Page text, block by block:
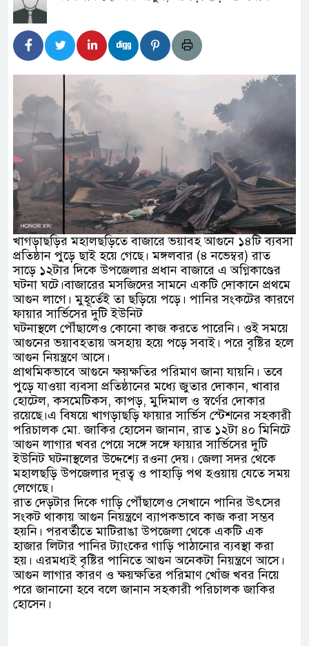
স্থিতিশীল সরকার,প্রবাসীদের বিনিয়োগের এখনই
নিচে গাঁজার ড্রাম, মাদক কারবারি আটক
বাজেট সংশোধনের দাবিতে ফরিদগঞ্জে অহিংস
উঠান বৈঠক
অবৈধ লেনদেনে জড়িয়ে পড়ছে স্থানীয় বিকাশ
নদীতে যৌথ অভিযানে ৩টি অবৈধ বাঁধা জাল জব্দ
খাগড়াছড়ির মহালছড়িতে বাজারে ভয়াবহ আগুনে ১৪টি ব্যবসা
প্রতিষ্ঠান পুড়ে ছাই হয়ে গেছে। মঙ্গলবার (৪ নভেম্বর) রাত
সাড়ে ১২টার দিকে উপজেলার প্রধান বাজারে এ অগ্নিকাণ্ডের
ঘটনা ঘটে।বাজারের মসজিদের সামনে একটি দোকানে প্রথমে
আগুন লাগে। মুহূর্তেই তা ছড়িয়ে পড়ে। পানির সংকটের কারণে
ফায়ার সার্ভিসের দুটি ইউনিট
ঘটনাস্থলে পৌঁছালেও কোনো কাজ করতে পারেনি। ওই সময়ে
আগুনের ভয়াবহতায় অসহায় হয়ে পড়ে সবাই। পরে বৃষ্টির হলে
আগুন নিয়ন্ত্রণে আসে।
প্রাথমিকভাবে আগুনে ক্ষয়ক্ষতির পরিমাণ জানা যায়নি। তবে
পুড়ে যাওয়া ব্যবসা প্রতিষ্ঠানের মধ্যে জুতার দোকান, খাবার
হোটেল, কসমেটিকস, কাপড়, মুদিমাল ও স্বর্ণের দোকার
রয়েছে।এ বিষয়ে খাগড়াছড়ি ফায়ার সার্ভিস স্টেশনের সহকারী
পরিচালক মো. জাকির হোসেন জানান, রাত ১২টা ৪০ মিনিটে
আগুন লাগার খবর পেয়ে সঙ্গে সঙ্গে ফায়ার সার্ভিসের দুটি
ইউনিট ঘটনাস্থলের উদ্দেশ্যে রওনা দেয়। জেলা সদর থেকে
মহালছড়ি উপজেলার দূরত্ব ও পাহাড়ি পথ হওয়ায় যেতে সময়
লেগেছে।
রাত দেড়টার দিকে গাড়ি পৌঁছালেও সেখানে পানির উৎসের
সংকট থাকায় আগুন নিয়ন্ত্রণে ব্যাপকভাবে কাজ করা সম্ভব
হয়নি। পরবর্তীতে মাটিরাঙা উপজেলা থেকে একটি এক
হাজার লিটার পানির ট্যাংকের গাড়ি পাঠানোর ব্যবস্থা করা
হয়। এরমধ্যই বৃষ্টির পানিতে আগুন অনেকটা নিয়ন্ত্রণে আসে।
আগুন লাগার কারণ ও ক্ষয়ক্ষতির পরিমাণ খোঁজ খবর নিয়ে
পরে জানানো হবে বলে জানান সহকারী পরিচালক জাকির
হোসেন।